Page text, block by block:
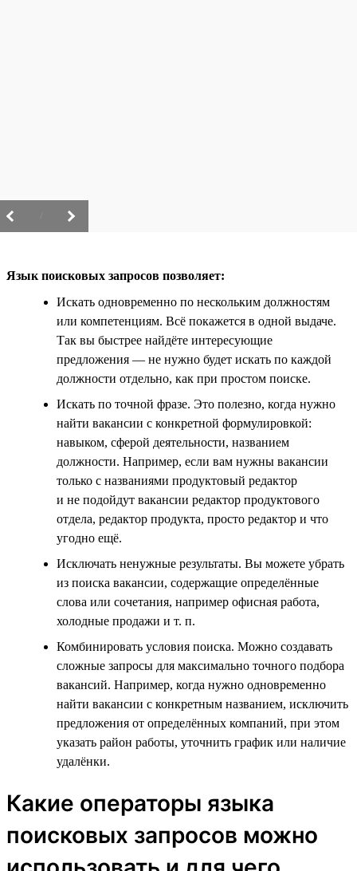
Язык поисковых запросов позволяет:
Искать одновременно по нескольким должностям
или компетенциям. Всё покажется в одной выдаче.
Так вы быстрее найдёте интересующие
предложения — не нужно будет искать по каждой
должности отдельно, как при простом поиске.
Искать по точной фразе. Это полезно, когда нужно
найти вакансии с конкретной формулировкой:
навыком, сферой деятельности, названием
должности. Например, если вам нужны вакансии
только с названиями продуктовый редактор
и не подойдут вакансии редактор продуктового
отдела, редактор продукта, просто редактор и что
угодно ещё.
Исключать ненужные результаты. Вы можете убрать
из поиска вакансии, содержащие определённые
слова или сочетания, например офисная работа,
холодные продажи и т. п.
Комбинировать условия поиска. Можно создавать
сложные запросы для максимально точного подбора
вакансий. Например, когда нужно одновременно
найти вакансии с конкретным названием, исключить
предложения от определённых компаний, при этом
указать район работы, уточнить график или наличие
удалёнки.
Какие операторы языка
поисковых запросов можно